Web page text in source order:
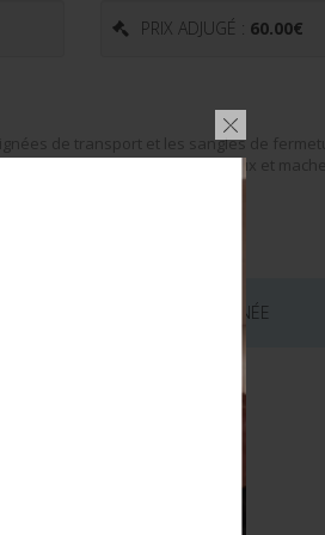
PRIX ADJUGÉ : 60.00€
de transport et les sangles de
côté. Contient quelques couteaux et
LOT EST MAINTENANT TERMINÉE